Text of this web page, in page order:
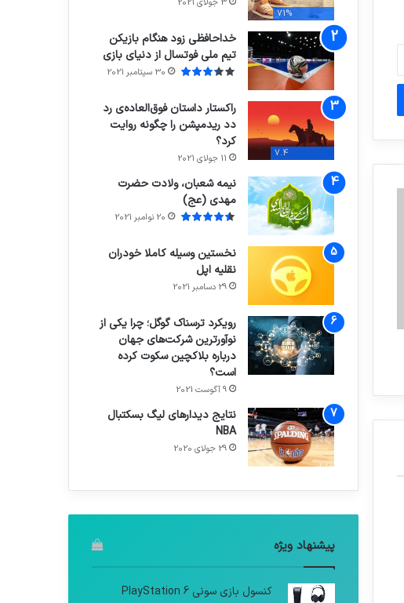
71%
3 جولای 2021
خداحافظی زود هنگام بازیکن
تیم ملی فوتسال از دنیای بازی
30 سپتامبر 2021
7.4
راکستار داستان فوق‌العاده‌ی رد
دد ریدمپشن را چگونه روایت
کرد؟
11 جولای 2021
نیمه شعبان، ولادت حضرت
مهدی (عج)
20 نوامبر 2021
نخستین وسیله کاملا خودران
نقلیه اپل
29 دسامبر 2021
رویکرد ترسناک گوگل؛ چرا یکی از
نوآورترین شرکت‌های جهان
درباره بلاکچین سکوت کرده
است؟
9 آگوست 2021
نتایج دیدار‌های لیگ بسکتبال
NBA
29 جولای 2020
پیشنهاد ویژه
کنسول بازی سونی PlayStation 6